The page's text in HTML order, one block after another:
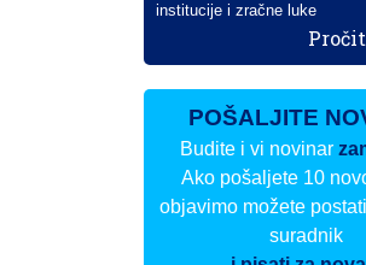
institucije i zračne luke
POŠALJITE
Budite i vi novinar
Ako pošaljete 10
objavimo možete
suradnik